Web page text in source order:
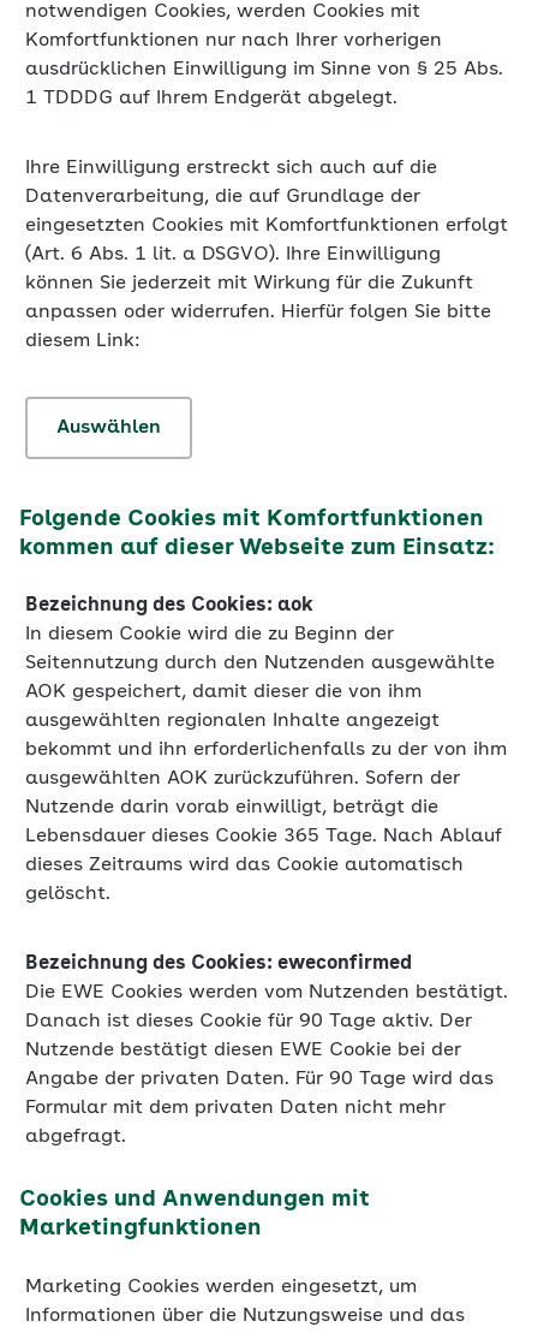
notwendigen Cookies, werden Cookies mit
Komfortfunktionen nur nach Ihrer vorherigen
ausdrücklichen Einwilligung im Sinne von § 25 Abs.
1 TDDDG auf Ihrem Endgerät abgelegt.
Ihre Einwilligung erstreckt sich auch auf die
Datenverarbeitung, die auf Grundlage der
eingesetzten Cookies mit Komfortfunktionen erfolgt
(Art. 6 Abs. 1 lit. a DSGVO). Ihre Einwilligung
können Sie jederzeit mit Wirkung für die Zukunft
anpassen oder widerrufen. Hierfür folgen Sie bitte
diesem Link:
Auswählen
Folgende Cookies mit Komfortfunktionen
kommen auf dieser Webseite zum Einsatz:
Bezeichnung des Cookies: aok
In diesem Cookie wird die zu Beginn der
Seitennutzung durch den Nutzenden ausgewählte
AOK gespeichert, damit dieser die von ihm
ausgewählten regionalen Inhalte angezeigt
bekommt und ihn erforderlichenfalls zu der von ihm
ausgewählten AOK zurückzuführen. Sofern der
Nutzende darin vorab einwilligt, beträgt die
Lebensdauer dieses Cookie 365 Tage. Nach Ablauf
dieses Zeitraums wird das Cookie automatisch
gelöscht.
Bezeichnung des Cookies: eweconfirmed
Die EWE Cookies werden vom Nutzenden bestätigt.
Danach ist dieses Cookie für 90 Tage aktiv. Der
Nutzende bestätigt diesen EWE Cookie bei der
Angabe der privaten Daten. Für 90 Tage wird das
Formular mit dem privaten Daten nicht mehr
abgefragt.
Cookies und Anwendungen mit
Marketingfunktionen
Marketing Cookies werden eingesetzt, um
Informationen über die Nutzungsweise und das